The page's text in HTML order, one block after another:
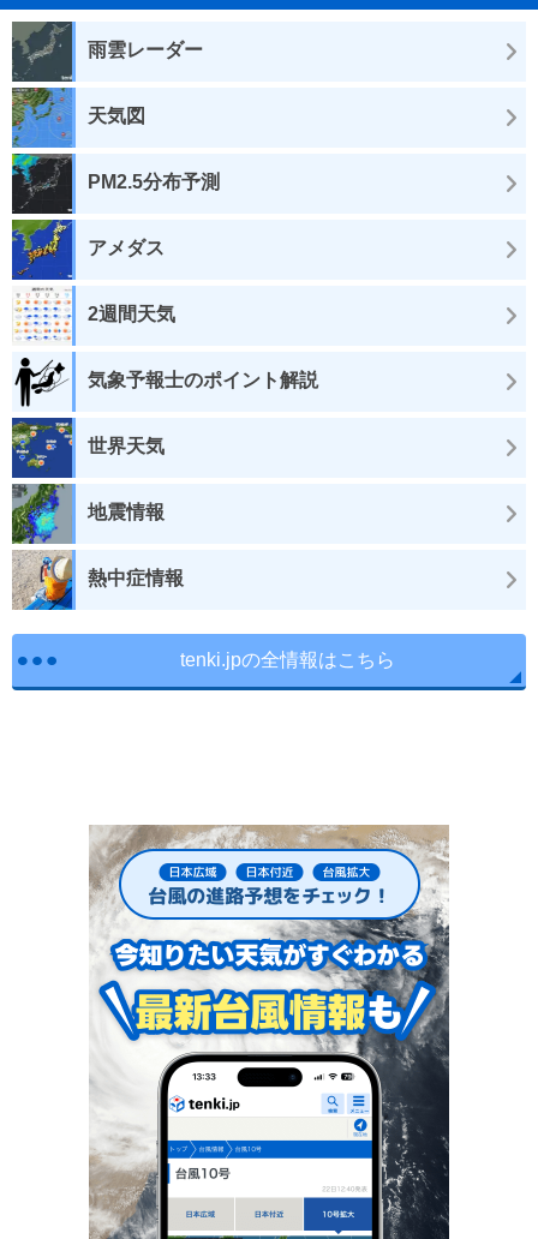
雨雲レーダー
天気図
PM2.5分布予測
アメダス
2週間天気
気象予報士のポイント解説
世界天気
地震情報
熱中症情報
tenki.jpの全情報はこちら